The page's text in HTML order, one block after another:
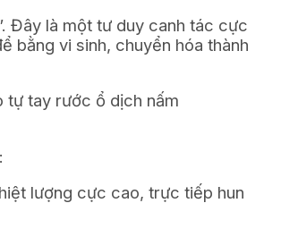
Đây là một tư duy canh tác cực
bằng vi sinh, chuyển hóa thành
tự tay rước ổ dịch nấm
lượng cực cao, trực tiếp hun